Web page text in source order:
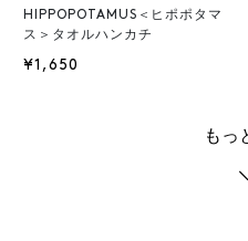
HIPPOPOTAMUS＜ヒポポタマ
ス＞タオルハンカチ
¥1,650
もっ